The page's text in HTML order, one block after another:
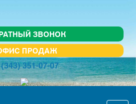
ЗВОНОК
ПРОДАЖ
351-07-07